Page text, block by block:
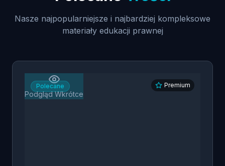
Nasze najpopularniejsze i najbardziej kompleksowe
materiały edukacji prawnej
Podgląd Wkrótce
Polecane Premium